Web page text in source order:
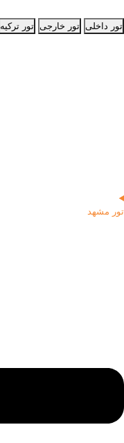
تور داخلی تور خارجی تور ترکیه
تور مشهد